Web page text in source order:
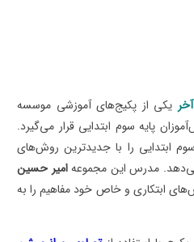
925,650 تومان.
یکی از پکیج‌های آموزشی موسسه
پایه سوم ابتدایی قرار می‌گیرد.
ابتدایی را با جدیدترین روش‌‌های
مدرس این مجموعهامیر حسین
ابتکاری و خاص خود مفاهیم را به